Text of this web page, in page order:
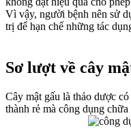
Vì vậy, người bệnh nên sử
trị để hạn chế những tác
Sơ lượt về cây
Cây mật gấu là thảo dược
thành rẻ mà công dụng chữa